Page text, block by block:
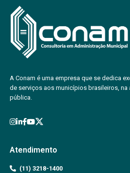
A Conam é uma empresa que se dedica
de serviços aos municípios brasileiros, na
pública.
Atendimento
(11) 3218-1400